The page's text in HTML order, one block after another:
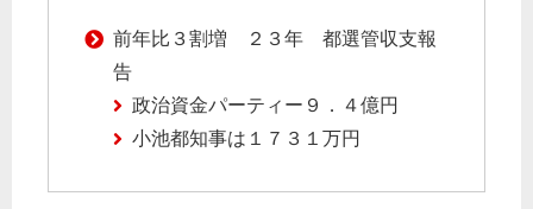
前年比３割増 ２３年 都選管収支報
告
政治資金パーティー９．４億円
小池都知事は１７３１万円